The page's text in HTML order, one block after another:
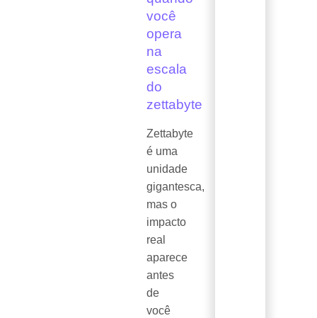
você
opera
na
escala
do
zettabyte
Zettabyte
é uma
unidade
gigantesca,
mas o
impacto
real
aparece
antes
de
você